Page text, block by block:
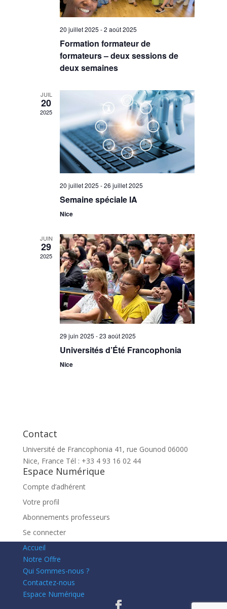
20 juillet 2025 -2 août 2025
Formation formateur de
formateurs – deux sessions de
deux semaines
JUIL
20
2025
20 juillet 2025 -26 juillet 2025
Semaine spéciale IA
Nice
JUIN
29
2025
29 juin 2025 -23 août 2025
Universités d’Été Francophonia
Nice
Contact
Université de Francophonia 41, rue Gounod 06000
Nice, France Tél : +33 4 93 16 02 44
Espace Numérique
Compte d’adhérent
Votre profil
Abonnements professeurs
Se connecter
Accueil
Notre Offre
Qui Sommes-nous ?
Contactez-nous
Espace Numérique